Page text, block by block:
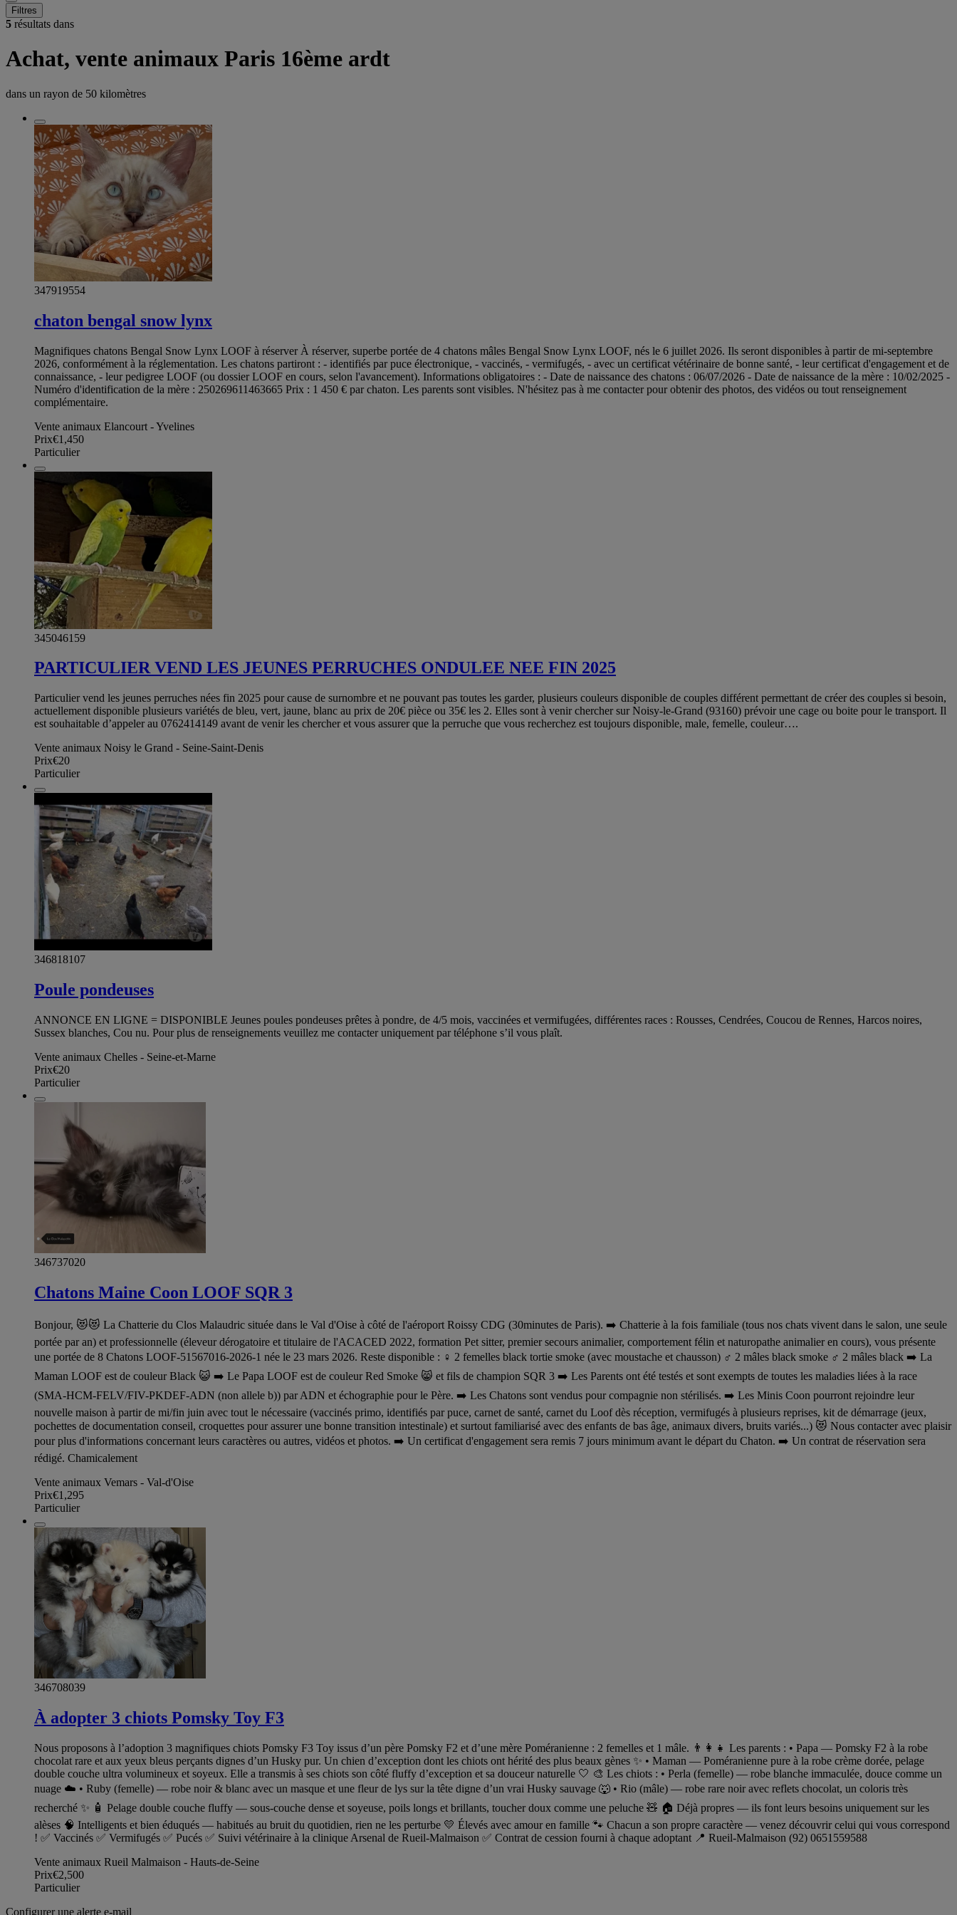
Filtres
5 résultats dans
Achat, vente animaux Paris 16ème ardt
dans un rayon de 50 kilomètres
347919554
chaton bengal snow lynx
Magnifiques chatons Bengal Snow Lynx LOOF à réserver À réserver, superbe portée de 4 chatons mâles Bengal Snow Lynx LOOF, nés le 6 juillet 2026. Ils seront disponibles à partir de mi-septembre
2026, conformément à la réglementation. Les chatons partiront : - identifiés par puce électronique, - vaccinés, - vermifugés, - avec un certificat vétérinaire de bonne santé, - leur certificat d'engagement et de
connaissance, - leur pedigree LOOF (ou dossier LOOF en cours, selon l'avancement). Informations obligatoires : - Date de naissance des chatons : 06/07/2026 - Date de naissance de la mère : 10/02/2025 -
Numéro d'identification de la mère : 250269611463665 Prix : 1 450 € par chaton. Les parents sont visibles. N'hésitez pas à me contacter pour obtenir des photos, des vidéos ou tout renseignement
complémentaire.
Vente animaux Elancourt - Yvelines
Prix€1,450
Particulier
345046159
PARTICULIER VEND LES JEUNES PERRUCHES ONDULEE NEE FIN 2025
Particulier vend les jeunes perruches nées fin 2025 pour cause de surnombre et ne pouvant pas toutes les garder, plusieurs couleurs disponible de couples différent permettant de créer des couples si besoin,
actuellement disponible plusieurs variétés de bleu, vert, jaune, blanc au prix de 20€ pièce ou 35€ les 2. Elles sont à venir chercher sur Noisy-le-Grand (93160) prévoir une cage ou boite pour le transport. Il
est souhaitable d’appeler au 0762414149 avant de venir les chercher et vous assurer que la perruche que vous recherchez est toujours disponible, male, femelle, couleur….
Vente animaux Noisy le Grand - Seine-Saint-Denis
Prix€20
Particulier
346818107
Poule pondeuses
ANNONCE EN LIGNE = DISPONIBLE Jeunes poules pondeuses prêtes à pondre, de 4/5 mois, vaccinées et vermifugées, différentes races : Rousses, Cendrées, Coucou de Rennes, Harcos noires,
Sussex blanches, Cou nu. Pour plus de renseignements veuillez me contacter uniquement par téléphone s’il vous plaît.
Vente animaux Chelles - Seine-et-Marne
Prix€20
Particulier
346737020
Chatons Maine Coon LOOF SQR 3
Bonjour, 😻😻 La Chatterie du Clos Malaudric située dans le Val d'Oise à côté de l'aéroport Roissy CDG (30minutes de Paris). ➡️ Chatterie à la fois familiale (tous nos chats vivent dans le salon, une seule
portée par an) et professionnelle (éleveur dérogatoire et titulaire de l'ACACED 2022, formation Pet sitter, premier secours animalier, comportement félin et naturopathe animalier en cours), vous présente
une portée de 8 Chatons LOOF-51567016-2026-1 née le 23 mars 2026. Reste disponible : ♀️ 2 femelles black tortie smoke (avec moustache et chausson) ♂️ 2 mâles black smoke ♂️ 2 mâles black ➡️ La
Maman LOOF est de couleur Black 😺 ➡️ Le Papa LOOF est de couleur Red Smoke 😸 et fils de champion SQR 3 ➡️ Les Parents ont été testés et sont exempts de toutes les maladies liées à la race
(SMA-HCM-FELV/FIV-PKDEF-ADN (non allele b)) par ADN et échographie pour le Père. ➡️ Les Chatons sont vendus pour compagnie non stérilisés. ➡️ Les Minis Coon pourront rejoindre leur
nouvelle maison à partir de mi/fin juin avec tout le nécessaire (vaccinés primo, identifiés par puce, carnet de santé, carnet du Loof dès réception, vermifugés à plusieurs reprises, kit de démarrage (jeux,
pochettes de documentation conseil, croquettes pour assurer une bonne transition intestinale) et surtout familiarisé avec des enfants de bas âge, animaux divers, bruits variés...) 😻 Nous contacter avec plaisir
pour plus d'informations concernant leurs caractères ou autres, vidéos et photos. ➡️ Un certificat d'engagement sera remis 7 jours minimum avant le départ du Chaton. ➡️ Un contrat de réservation sera
rédigé. Chamicalement
Vente animaux Vemars - Val-d'Oise
Prix€1,295
Particulier
346708039
À adopter 3 chiots Pomsky Toy F3
Nous proposons à l’adoption 3 magnifiques chiots Pomsky F3 Toy issus d’un père Pomsky F2 et d’une mère Poméranienne : 2 femelles et 1 mâle. 👨‍👩‍👧 Les parents : •⁠ ⁠Papa — Pomsky F2 à la robe
chocolat rare et aux yeux bleus perçants dignes d’un Husky pur. Un chien d’exception dont les chiots ont hérité des plus beaux gènes ✨ •⁠ ⁠Maman — Poméranienne pure à la robe crème dorée, pelage
double couche ultra volumineux et soyeux. Elle a transmis à ses chiots son côté fluffy d’exception et sa douceur naturelle 🤍 🎨 Les chiots : •⁠ ⁠Perla (femelle) — robe blanche immaculée, douce comme un
nuage ☁️ •⁠ ⁠Ruby (femelle) — robe noir & blanc avec un masque et une fleur de lys sur la tête digne d’un vrai Husky sauvage 🐺 •⁠ ⁠Rio (mâle) — robe rare noir avec reflets chocolat, un coloris très
recherché ✨ 🧴 Pelage double couche fluffy — sous-couche dense et soyeuse, poils longs et brillants, toucher doux comme une peluche 🧸 🏠 Déjà propres — ils font leurs besoins uniquement sur les
alèses 🧠 Intelligents et bien éduqués — habitués au bruit du quotidien, rien ne les perturbe 💛 Élevés avec amour en famille 🐾 Chacun a son propre caractère — venez découvrir celui qui vous correspond
! ✅ Vaccinés ✅ Vermifugés ✅ Pucés ✅ Suivi vétérinaire à la clinique Arsenal de Rueil-Malmaison ✅ Contrat de cession fourni à chaque adoptant 📍 Rueil-Malmaison (92) 0651559588
Vente animaux Rueil Malmaison - Hauts-de-Seine
Prix€2,500
Particulier
Configurer une alerte e-mail